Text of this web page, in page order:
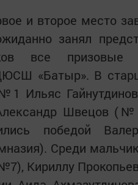
и второе место
занял
все призовые
«Батыр». В
Ильяс
Швецов
победой
Среди
Кириллу